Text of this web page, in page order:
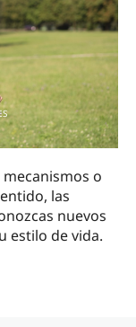
o
las
nuevos
estilo de vida.